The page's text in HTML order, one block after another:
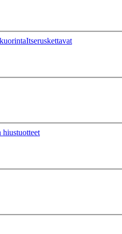
Itseruskettavat
hiustuotteet